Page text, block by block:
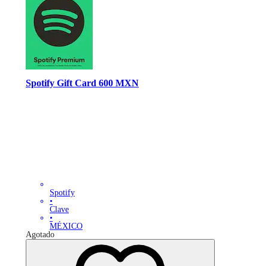
Spotify Gift Card 600 MXN
Spotify
•
Clave
•
MÉXICO
Agotado